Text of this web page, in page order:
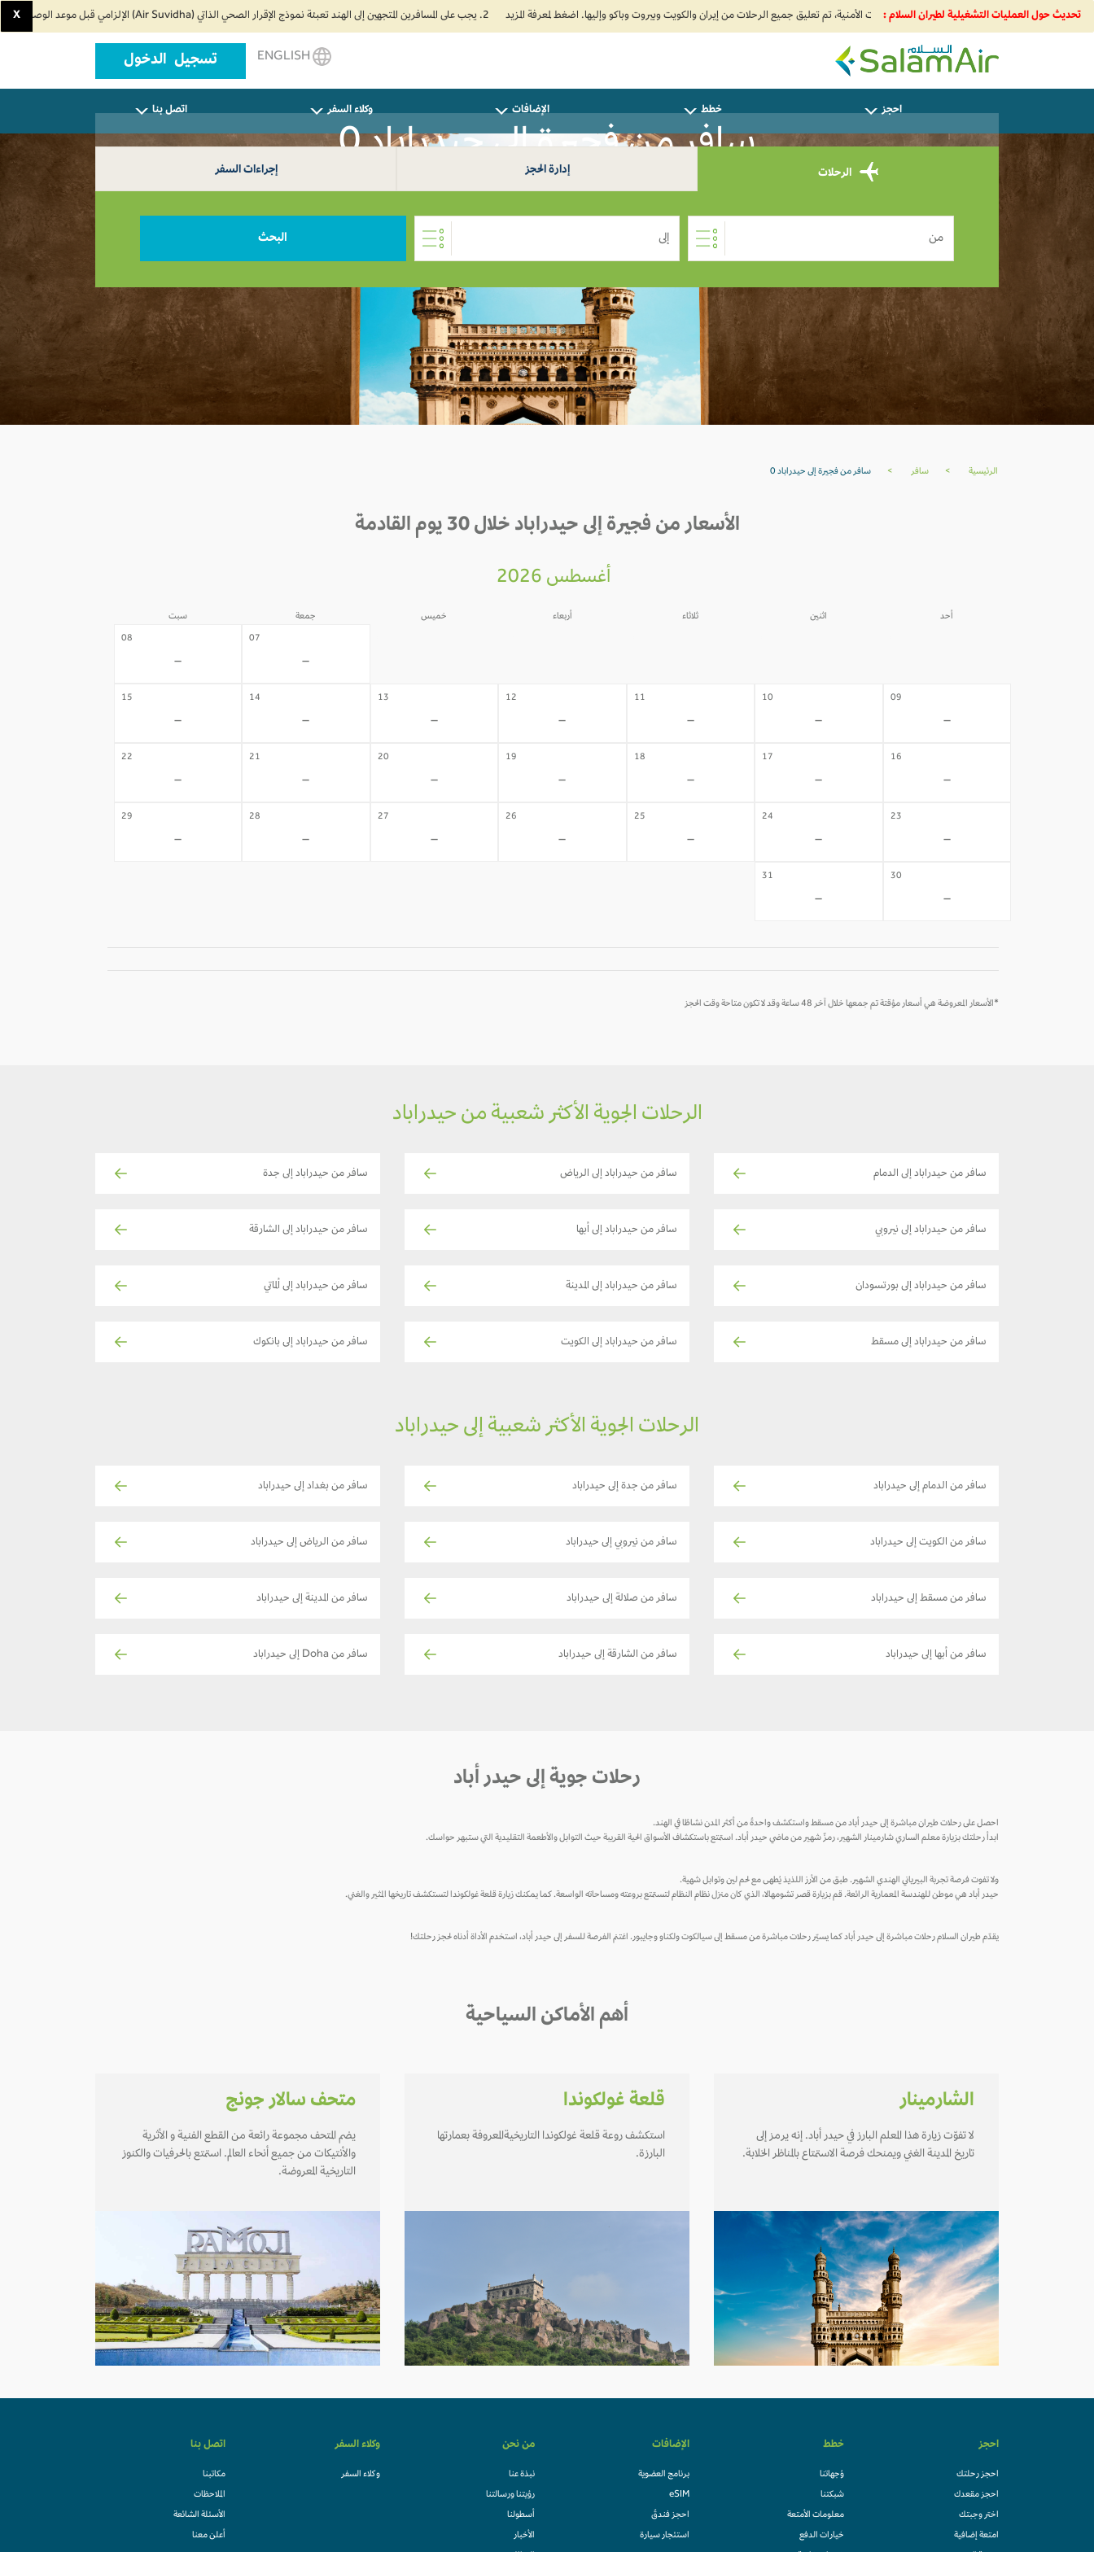
تحديث حول العمليات التشغيلية لطيران السلام : 2. يجب على المسافرين المتجهين إلى الهند تعبئة نموذج الإقرار الصحي الذاتي (Air Suvidha) الإلزامي قبل موعد الوصول بـ 24 ساعة على الأقل. اضغط هنا للدخول إلى بوابة Air Suvidha. X
SalamAir
تسجيل الدخول
احجز خطط الإضافات وكلاء السفر اتصل بنا
سافر من فجيرة إلى حيدراباد 0
الرحلات إدارة الحجز إجراءات السفر
من إلى البحث
الرئيسية > سافر > سافر من فجيرة إلى حيدراباد 0
الأسعار من فجيرة إلى حيدراباد خلال 30 يوم القادمة
أغسطس 2026
أحد اثنين ثلاثاء أربعاء خميس جمعة سبت
07
-
08
-
09
-
10
-
11
-
12
-
13
-
14
-
15
-
16
-
17
-
18
-
19
-
20
-
21
-
22
-
23
-
24
-
25
-
26
-
27
-
28
-
29
-
30
-
31
-
*الأسعار المعروضة هي أسعار مؤقتة تم جمعها خلال آخر 48 ساعة وقد لا تكون متاحة وقت الحجز
الرحلات الجوية الأكثر شعبية من حيدراباد
سافر من حيدراباد إلى الدمام سافر من حيدراباد إلى الرياض سافر من حيدراباد إلى جدة
سافر من حيدراباد إلى نيروبي سافر من حيدراباد إلى أبها سافر من حيدراباد إلى الشارقة
سافر من حيدراباد إلى بورتسودان سافر من حيدراباد إلى المدينة سافر من حيدراباد إلى ألماتي
سافر من حيدراباد إلى مسقط سافر من حيدراباد إلى الكويت سافر من حيدراباد إلى بانكوك
الرحلات الجوية الأكثر شعبية إلى حيدراباد
سافر من الدمام إلى حيدراباد سافر من جدة إلى حيدراباد سافر من بغداد إلى حيدراباد
سافر من الكويت إلى حيدراباد سافر من نيروبي إلى حيدراباد سافر من الرياض إلى حيدراباد
سافر من مسقط إلى حيدراباد سافر من صلالة إلى حيدراباد سافر من المدينة إلى حيدراباد
سافر من أبها إلى حيدراباد سافر من الشارقة إلى حيدراباد سافر من Doha إلى حيدراباد
رحلات جوية إلى حيدر أباد
احصل على رحلات طيران مباشرة إلى حيدر أباد من مسقط واستكشف واحدةً من أكثر المدن نشاطًا في الهند.
ابدأ رحلتك بزيارة معلم الساري شارمينار الشهير، رمزٌ شهير من ماضي حيدر أباد. استمتع باستكشاف الأسواق الحية القريبة حيث التوابل والأطعمة التقليدية التي ستبهر حواسك.
ولا تفوت فرصة تجربة البيرياني الهندي الشهير. طبق من الأرز اللذيذ يُطهى مع لحم لين وتوابل شهية.
حيدر أباد هي موطن للهندسة المعمارية الرائعة. قم بزيارة قصر تشومهالا، الذي كان منزل نظام النظام لتستمتع بروعته ومساحاته الواسعة. كما يمكنك زيارة قلعة غولكوندا لتستكشف تاريخها المثير والغني.
يقدّم طيران السلام رحلات مباشرة إلى حيدر أباد كما يسيّر رحلات مباشرة من مسقط إلى سيالكوت ولكناو وجايبور. اغتنم الفرصة للسفر إلى حيدر أباد، استخدم الأداة أدناه لحجز رحلتك!
أهم الأماكن السياحية
الشارمينار
لا تفوّت زيارة هذا المعلم البارز في حيدر أباد. إنه يرمز إلى
تاريخ المدينة الغني ويمنحك فرصة الاستمتاع بالمناظر الخلابة.
قلعة غولكوندا
استكشف روعة قلعة غولكوندا التاريخيةالمعروفة بعمارتها
البارزة.
متحف سالار جونج
يضم المتحف مجموعة رائعة من القطع الفنية و الأثرية
والأنتيكات من جميع أنحاء العالم. استمتع بالحرفيات والكنوز
التاريخية المعروضة.
احجز
احجز رحلتك
احجز مقعدك
اختر وجبتك
امتعة إضافية
خطط
وُجهاتنا
شبكتنا
معلومات الأمتعة
خيارات الدفع
الإضافات
برنامج العضوية
eSIM
احجز فندقً
استئجار سيارة
من نحن
نبذة عنا
رؤيتنا ورسالتنا
أسطولنا
الأخبار
وكلاء السفر
وكلاء السفر
اتصل بنا
مكاتبنا
الملاحظات
الأسئلة الشائعة
أعلن معنا